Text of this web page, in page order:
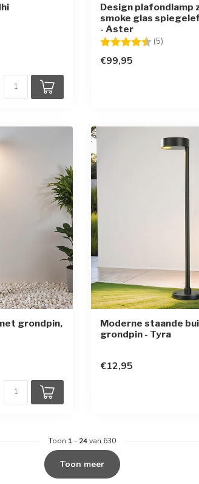
Design plafondlamp
smoke glas
- Aster
Beoordeling: (5)
€99,95
grondpin,
Moderne staande
grondpin - Tyra
€12,95
Toon 1- 24van 630
Toon meer